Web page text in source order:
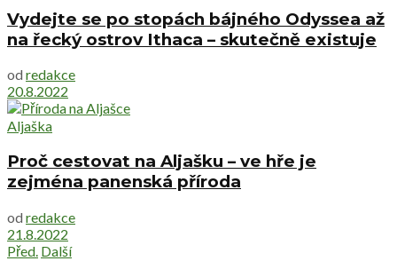
Vydejte se po stopách bájného Odyssea až
na řecký ostrov Ithaca – skutečně existuje
od redakce
20.8.2022
Aljaška
Proč cestovat na Aljašku – ve hře je
zejména panenská příroda
od redakce
21.8.2022
Před. Další